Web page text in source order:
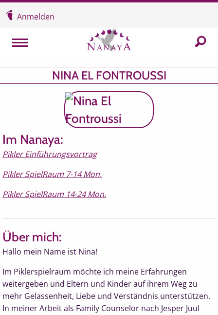
Überspringen und zum Inhalt
Anmelden
MENU In
NINA EL FONTROUSSI
Im Nanaya:
Pikler Einführungsvortrag
Pikler SpielRaum 7-14 Mon.
Pikler SpielRaum 14-24 Mon.
Über mich:
Hallo mein Name ist Nina!
Im Piklerspielraum möchte ich meine Erfahrungen
weitergeben und Eltern und Kinder auf ihrem Weg zu
mehr Gelassenheit, Liebe und Verständnis unterstützen.
In meiner Arbeit als Family Counselor nach Jesper Juul